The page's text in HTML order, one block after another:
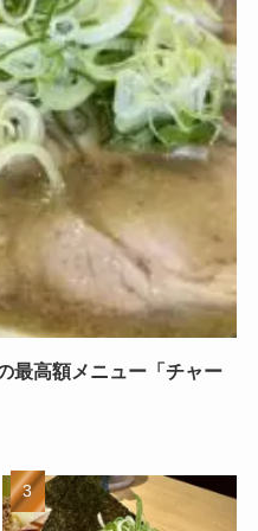
最高額メニュー「チャー